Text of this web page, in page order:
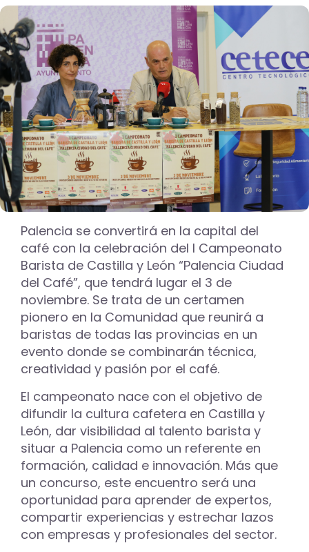
Palencia se convertirá en la capital del
café con la celebración del I Campeonato
Barista de Castilla y León “Palencia Ciudad
del Café”, que tendrá lugar el 3 de
noviembre. Se trata de un certamen
pionero en la Comunidad que reunirá a
baristas de todas las provincias en un
evento donde se combinarán técnica,
creatividad y pasión por el café.
El campeonato nace con el objetivo de
difundir la cultura cafetera en Castilla y
León, dar visibilidad al talento barista y
situar a Palencia como un referente en
formación, calidad e innovación. Más que
un concurso, este encuentro será una
oportunidad para aprender de expertos,
compartir experiencias y estrechar lazos
con empresas y profesionales del sector.